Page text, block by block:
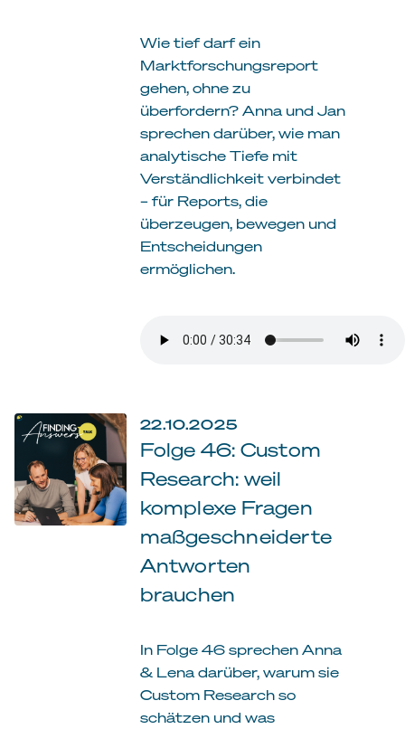
Wie tief darf ein
Marktforschungsreport
gehen, ohne zu
überfordern? Anna und Jan
sprechen darüber, wie man
analytische Tiefe mit
Verständlichkeit verbindet
– für Reports, die
überzeugen, bewegen und
Entscheidungen
ermöglichen.
22.10.2025
Folge 46: Custom
Research: weil
komplexe Fragen
maßgeschneiderte
Antworten
brauchen
In Folge 46 sprechen Anna
& Lena darüber, warum sie
Custom Research so
schätzen und was